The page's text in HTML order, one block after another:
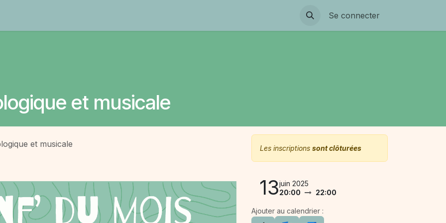
Se connecter
et musicale
et musicale Les inscriptions sont clôturées
13juin 2025
20:00
22:00
Ajouter au calendrier :